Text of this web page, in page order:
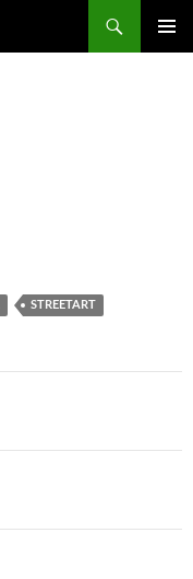
STREETART